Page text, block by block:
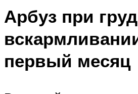
Арбуз при
первый месяц